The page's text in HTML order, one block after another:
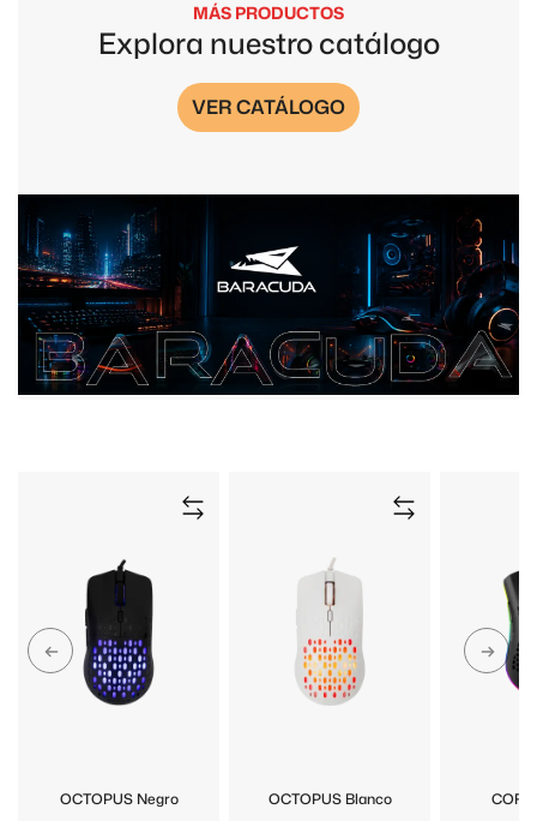
MÁS PRODUCTOS
Explora nuestro catálogo
VER CATÁLOGO
OCTOPUS Negro OCTOPUS Blanco